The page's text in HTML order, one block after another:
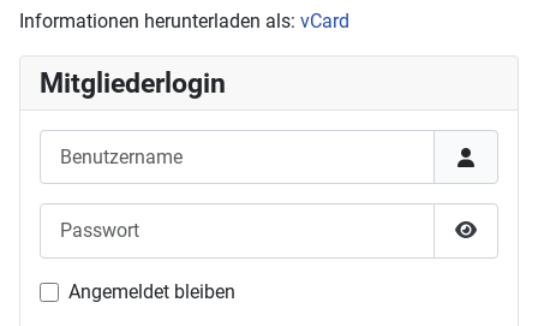
Informationen herunterladen als: vCard
Mitgliederlogin
Angemeldet bleiben